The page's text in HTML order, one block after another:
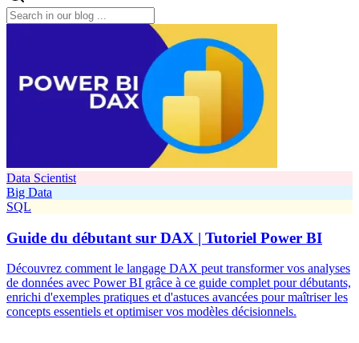
Data Scientist
Big Data
SQL
Guide du débutant sur DAX | Tutoriel Power BI
Découvrez comment le langage DAX peut transformer vos analyses
de données avec Power BI grâce à ce guide complet pour débutants,
enrichi d'exemples pratiques et d'astuces avancées pour maîtriser les
concepts essentiels et optimiser vos modèles décisionnels.